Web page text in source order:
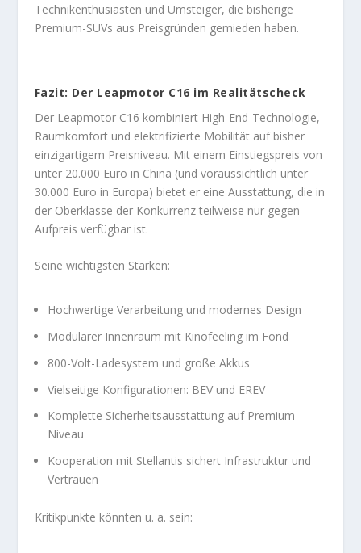
Technikenthusiasten und Umsteiger, die bisherige
Premium-SUVs aus Preisgründen gemieden haben.
Fazit: Der Leapmotor C16 im Realitätscheck
Der Leapmotor C16 kombiniert High-End-Technologie,
Raumkomfort und elektrifizierte Mobilität auf bisher
einzigartigem Preisniveau. Mit einem Einstiegspreis von
unter 20.000 Euro in China (und voraussichtlich unter
30.000 Euro in Europa) bietet er eine Ausstattung, die in
der Oberklasse der Konkurrenz teilweise nur gegen
Aufpreis verfügbar ist.
Seine wichtigsten Stärken:
Hochwertige Verarbeitung und modernes Design
Modularer Innenraum mit Kinofeeling im Fond
800-Volt-Ladesystem und große Akkus
Vielseitige Konfigurationen: BEV und EREV
Komplette Sicherheitsausstattung auf Premium-
Niveau
Kooperation mit Stellantis sichert Infrastruktur und
Vertrauen
Kritikpunkte könnten u. a. sein: